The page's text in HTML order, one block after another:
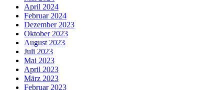
April 2024
Februar 2024
Dezember 2023
Oktober 2023
August 2023
Juli 2023
Mai 2023
April 2023
März 2023
Februar 2023